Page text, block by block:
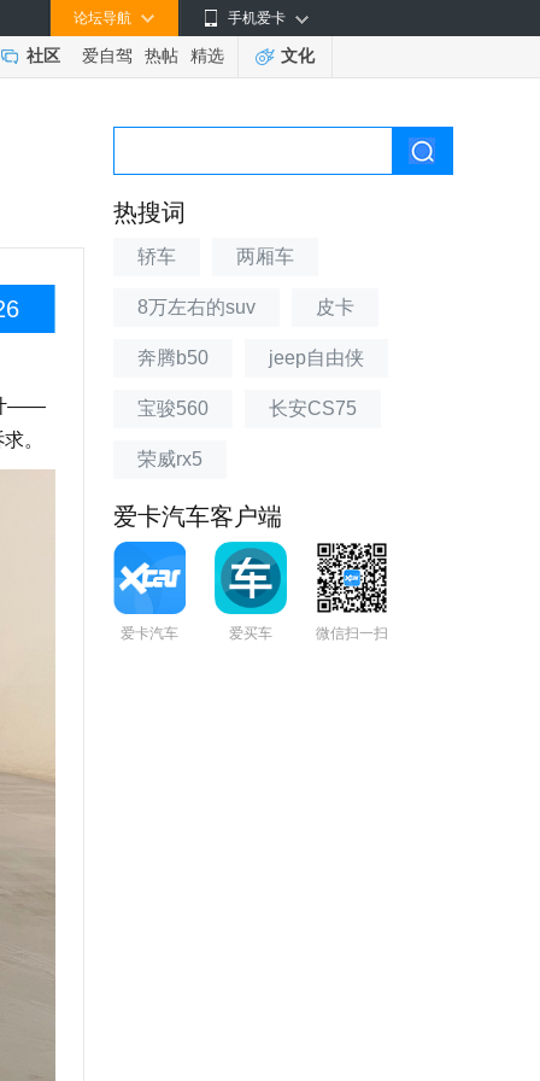
手机爱卡
论坛导航
社区 爱自驾 热帖 精选 文化
——
。
热搜词
轿车 两厢车
8万左右的suv 皮卡
奔腾b50 jeep自由侠
宝骏560 长安CS75
荣威rx5
爱卡汽车客户端
爱卡汽车 爱买车 微信扫一扫